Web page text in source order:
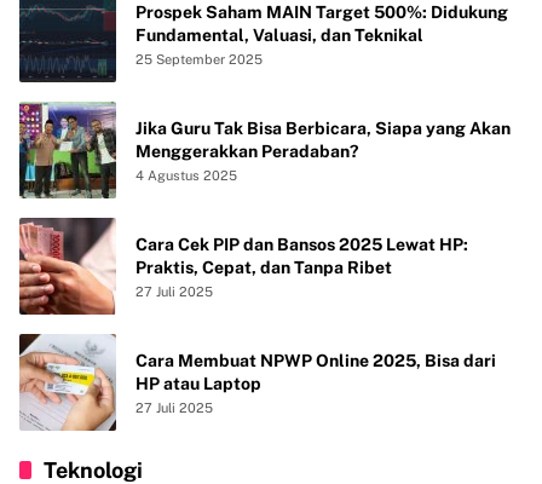
Prospek Saham MAIN Target 500%: Didukung
Fundamental, Valuasi, dan Teknikal
25 September 2025
Jika Guru Tak Bisa Berbicara, Siapa yang Akan
Menggerakkan Peradaban?
4 Agustus 2025
Cara Cek PIP dan Bansos 2025 Lewat HP:
Praktis, Cepat, dan Tanpa Ribet
27 Juli 2025
Cara Membuat NPWP Online 2025, Bisa dari
HP atau Laptop
27 Juli 2025
Teknologi